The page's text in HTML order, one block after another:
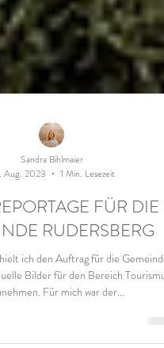
Sandra Bihlmaier
Aug. 2023
1 Min. Lesezeit
FÜR DIE
RUDERSBERG
Für mich war der...